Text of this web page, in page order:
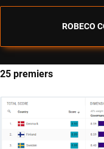
ROBECO
25 premiers